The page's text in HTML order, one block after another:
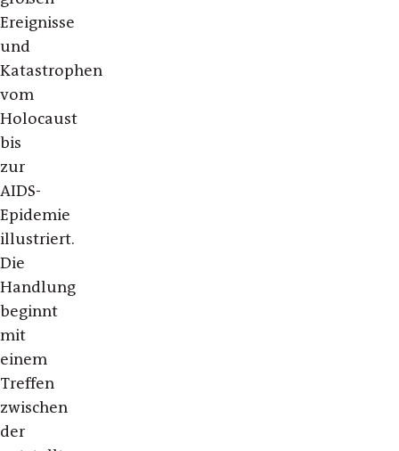
Ereignisse
und
Katastrophen
vom
Holocaust
bis
zur
AIDS-
Epidemie
illustriert.
Die
Handlung
beginnt
mit
einem
Treffen
zwischen
der